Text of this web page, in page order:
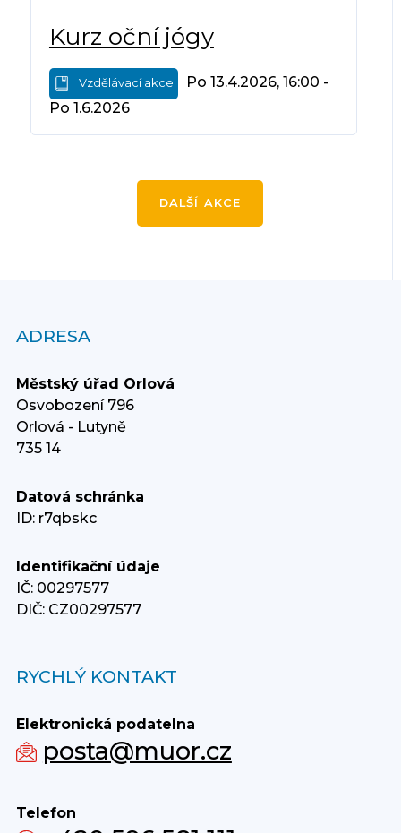
Kurz oční jógy
Vzdělávací akce
Po 13.4.2026, 16:00 -
Po 1.6.2026
DALŠÍ AKCE
ADRESA
Městský úřad Orlová
Osvobození 796
Orlová - Lutyně
735 14
Datová schránka
ID: r7qbskc
Identifikační údaje
IČ: 00297577
DIČ: CZ00297577
RYCHLÝ KONTAKT
Elektronická podatelna
posta@muor.cz
Telefon